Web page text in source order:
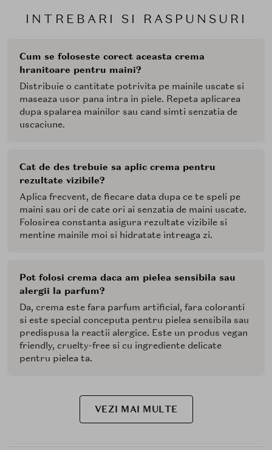
INTREBARI SI RASPUNSURI
Cum se foloseste corect aceasta crema
hranitoare pentru maini?
Distribuie o cantitate potrivita pe mainile uscate si
maseaza usor pana intra in piele. Repeta aplicarea
dupa spalarea mainilor sau cand simti senzatia de
uscaciune.
Cat de des trebuie sa aplic crema pentru
rezultate vizibile?
Aplica frecvent, de fiecare data dupa ce te speli pe
maini sau ori de cate ori ai senzatia de maini uscate.
Folosirea constanta asigura rezultate vizibile si
mentine mainile moi si hidratate intreaga zi.
Pot folosi crema daca am pielea sensibila sau
alergii la parfum?
Da, crema este fara parfum artificial, fara coloranti
si este special conceputa pentru pielea sensibila sau
predispusa la reactii alergice. Este un produs vegan
friendly, cruelty-free si cu ingrediente delicate
pentru pielea ta.
VEZI MAI MULTE